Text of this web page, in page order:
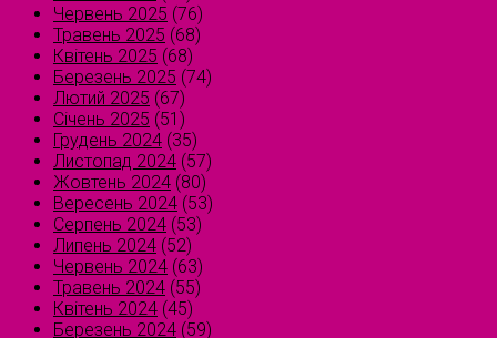
Червень 2025 (76)
Травень 2025 (68)
Квітень 2025 (68)
Березень 2025 (74)
Лютий 2025 (67)
Січень 2025 (51)
Грудень 2024 (35)
Листопад 2024 (57)
Жовтень 2024 (80)
Вересень 2024 (53)
Серпень 2024 (53)
Липень 2024 (52)
Червень 2024 (63)
Травень 2024 (55)
Квітень 2024 (45)
Березень 2024 (59)